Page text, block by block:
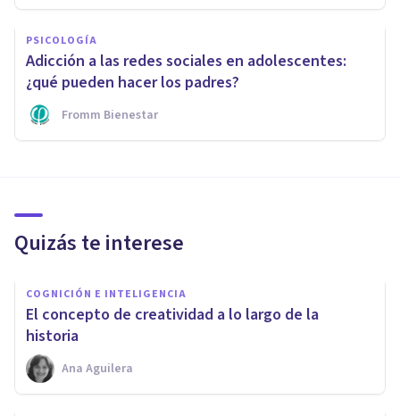
PSICOLOGÍA
Adicción a las redes sociales en adolescentes:
¿qué pueden hacer los padres?
Fromm Bienestar
Quizás te interese
COGNICIÓN E INTELIGENCIA
El concepto de creatividad a lo largo de la
historia
Ana Aguilera